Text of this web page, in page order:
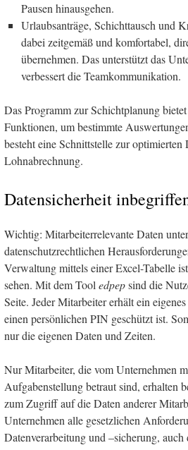
Pausen hinausgehen.
Urlaubsanträge, Schichttausch und
dabei zeitgemäß und komfortabel,
übernehmen. Das unterstützt das
verbessert die Teamkommunikation.
Das Programm zur Schichtplanung
Funktionen, um bestimmte
besteht eine Schnittstelle zur optimierten
Lohnabrechnung.
Datensicherheit
Wichtig: Mitarbeiterrelevante Daten
datenschutzrechtlichen
Verwaltung mittels einer Excel-Tabelle
sehen. Mit dem Tool edpepsind die
Seite. Jeder Mitarbeiter erhält ein
einen persönlichen PIN geschützt ist.
nur die eigenen Daten und Zeiten.
Nur Mitarbeiter, die vom Unternehmen
Aufgabenstellung betraut sind, erhalten
zum Zugriff auf die Daten anderer
Unternehmen alle gesetzlichen
Datenverarbeitung und –sicherung, auch